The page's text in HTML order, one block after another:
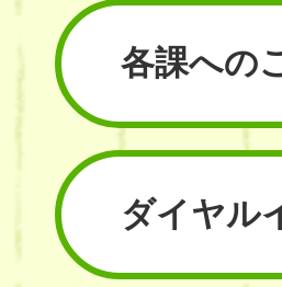
各課への
ダイヤル